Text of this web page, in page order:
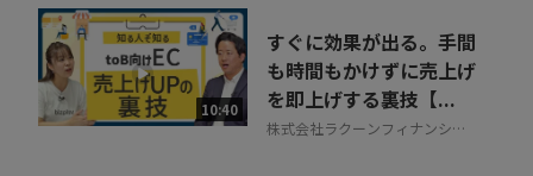
10:40
すぐに効果が出る。手間
も時間もかけずに売上げ
を即上げする裏技【...
株式会社ラクーンフィナンシャ